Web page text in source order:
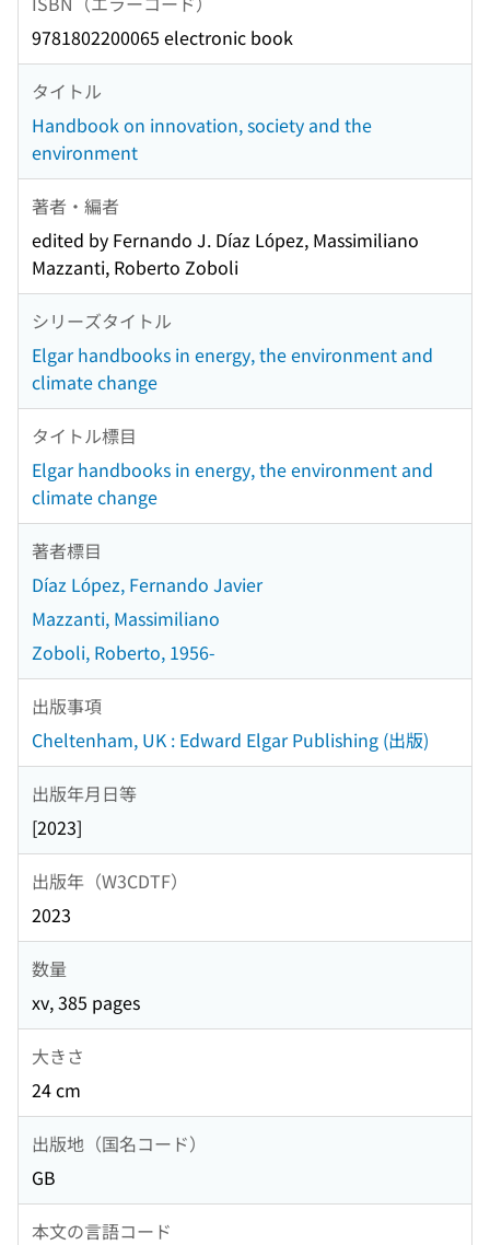
9781802200065 electronic book
タイトル
Handbook on innovation, society and the
environment
著者・編者
edited by Fernando J. Díaz López, Massimiliano
Mazzanti, Roberto Zoboli
シリーズタイトル
Elgar handbooks in energy, the environment and
climate change
タイトル標目
Elgar handbooks in energy, the environment and
climate change
著者標目
Díaz López, Fernando Javier
Mazzanti, Massimiliano
Zoboli, Roberto, 1956-
出版事項
Cheltenham, UK : Edward Elgar Publishing (出版)
出版年月日等
[2023]
出版年（W3CDTF）
2023
数量
xv, 385 pages
大きさ
24 cm
出版地（国名コード）
GB
本文の言語コード